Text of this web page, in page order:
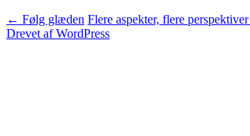
Indlægsnavigation
← Følg glæden Flere aspekter, flere perspektiver
Drevet af WordPress